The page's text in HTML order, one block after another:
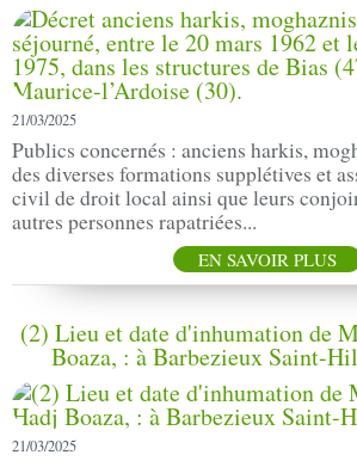
21/03/2025
Publics concernés : anciens harkis,
des diverses formations supplétives et
civil de droit local ainsi que leurs
autres personnes rapatriées...
EN SAVOIR PLUS
(2) Lieu et date d'inhu­ma­tion de
Boaza, : à Barbezieux Saint-
21/03/2025